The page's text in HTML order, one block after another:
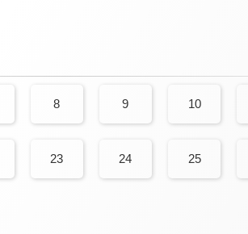
8 9 10
23 24 25